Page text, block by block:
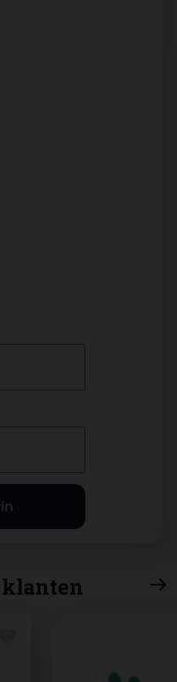
klanten